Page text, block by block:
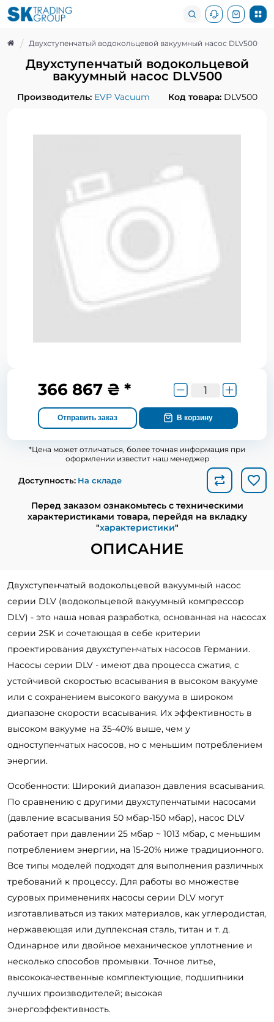
Двухступенчатый водокольцевой вакуумный насос DLV500
Двухступенчатый водокольцевой
вакуумный насос DLV500
Производитель: EVP Vacuum Код товара:DLV500
366 867 ₴ *
Отправить заказ В корзину
*Цена может отличаться, более точная информация при
оформлении известит наш менеджер
Доступность: На складе
Перед заказом ознакомьтесь с техническими
характеристиками товара, перейдя на вкладку
"характеристики"
ОПИСАНИЕ
Двухступенчатый водокольцевой вакуумный насос
серии DLV (водокольцевой вакуумный компрессор
DLV) - это наша новая разработка, основанная на насосах
серии 2SK и сочетающая в себе критерии
проектирования двухступенчатых насосов Германии.
Насосы серии DLV - имеют два процесса сжатия, с
устойчивой скоростью всасывания в высоком вакууме
или с сохранением высокого вакуума в широком
диапазоне скорости всасывания. Их эффективность в
высоком вакууме на 35-40% выше, чем у
одноступенчатых насосов, но с меньшим потреблением
энергии.
Особенности: Широкий диапазон давления всасывания.
По сравнению с другими двухступенчатыми насосами
(давление всасывания 50 мбар-150 мбар), насос DLV
работает при давлении 25 мбар ~ 1013 мбар, с меньшим
потреблением энергии, на 15-20% ниже традиционного.
Все типы моделей подходят для выполнения различных
требований к процессу. Для работы во множестве
суровых применениях насосы серии DLV могут
изготавливаться из таких материалов, как углеродистая,
нержавеющая или дуплексная сталь, титан и т. д.
Одинарное или двойное механическое уплотнение и
несколько способов промывки. Точное литье,
высококачественные комплектующие, подшипники
лучших производителей; высокая
энергоэффективность.